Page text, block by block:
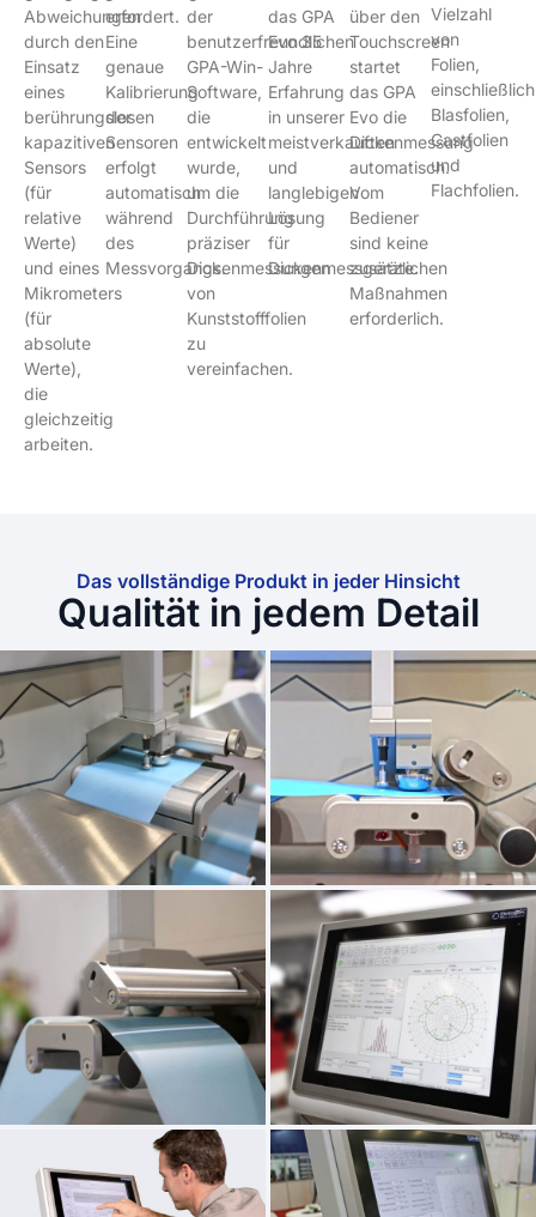
Abweichungen
durch den
Einsatz
eines
berührungslosen
kapazitiven
Sensors
(für
relative
Werte)
und eines
Mikrometers
(für
absolute
Werte),
die
gleichzeitig
arbeiten.
erfordert.
Eine
genaue
Kalibrierung
der
Sensoren
erfolgt
automatisch
während
des
Messvorgangs.
der
benutzerfreundlichen
GPA-Win-
Software,
die
entwickelt
wurde,
um die
Durchführung
präziser
Dickenmessungen
von
Kunststofffolien
zu
vereinfachen.
das GPA
Evo 35
Jahre
Erfahrung
in unserer
meistverkauften
und
langlebigen
Lösung
für
Dickenmessgeräte.
über den
Touchscreen
startet
das GPA
Evo die
Dickenmessung
automatisch.
Vom
Bediener
sind keine
zusätzlichen
Maßnahmen
erforderlich.
Vielzahl
von
Folien,
einschließlich
Blasfolien,
Castfolien
und
Flachfolien.
Das vollständige Produkt in jeder Hinsicht
Qualität in jedem Detail